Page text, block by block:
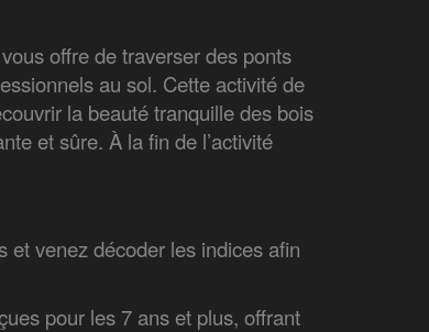
offre de traverser des ponts
au sol. Cette activité de
la beauté tranquille des bois
et sûre. À la fin de l’activité
venez décoder les indices afin
pour les 7 ans et plus, offrant